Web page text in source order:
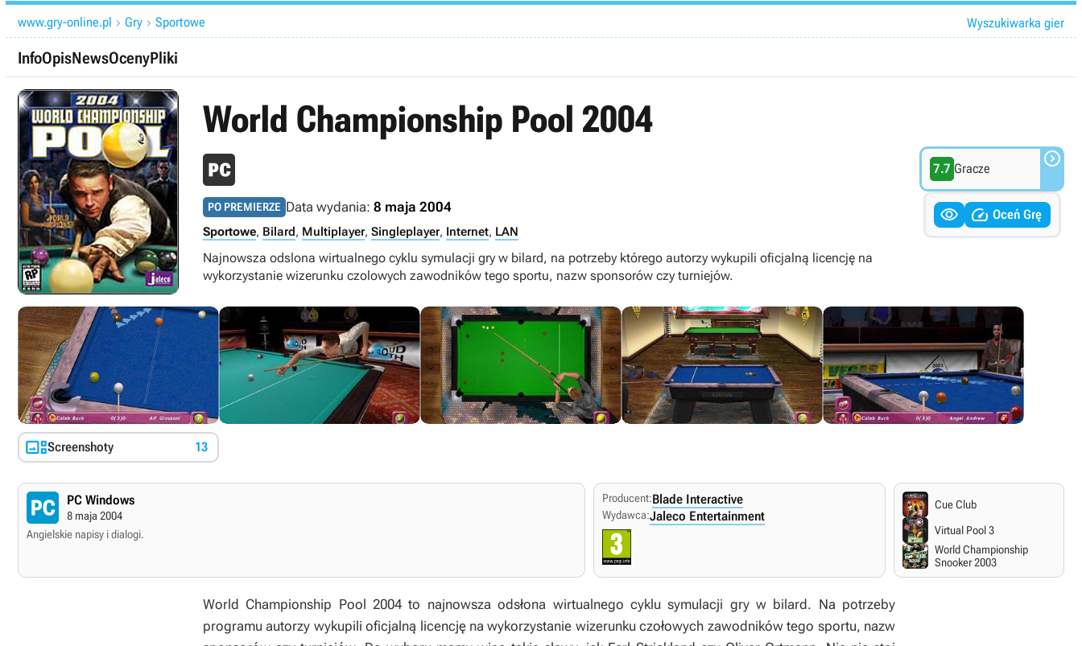
www.gry-online.pl  Gry  Sportowe Wyszukiwarka gier
InfoOpisNewsOcenyPliki
World Championship Pool 2004
PO PREMIERZE Data wydania: 8 maja 2004
Sportowe, Bilard, Multiplayer, Singleplayer, Internet, LAN
Najnowsza odslona wirtualnego cyklu symulacji gry w bilard, na potrzeby którego autorzy wykupili oficjalną licencję na
wykorzystanie wizerunku czolowych zawodników tego sportu, nazw sponsorów czy turniejów.
7.7 Gracze 
  Oceń Grę
Screenshoty 13
PC Windows
8 maja 2004
Angielskie napisy i dialogi.
Producent:Blade Interactive
Wydawca:Jaleco Entertainment
Cue Club
Virtual Pool 3
World Championship
Snooker 2003
World Championship Pool 2004 to najnowsza odsłona wirtualnego cyklu symulacji gry w bilard. Na potrzeby
programu autorzy wykupili oficjalną licencję na wykorzystanie wizerunku czołowych zawodników tego sportu, nazw